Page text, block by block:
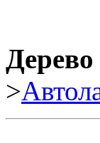
Дерево
>